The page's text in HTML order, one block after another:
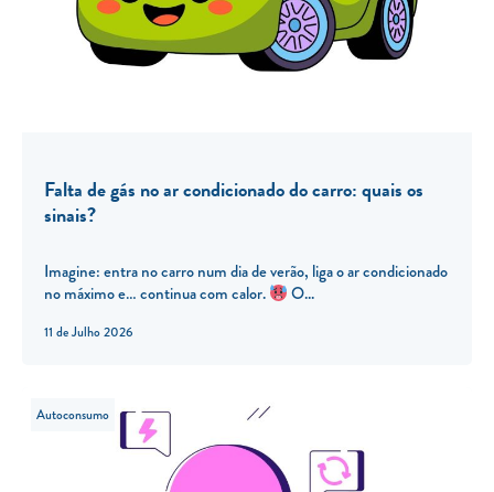
11 de Julho 2026
Falta de gás no ar condicionado do carro: quais os
sinais?
Imagine: entra no carro num dia de verão, liga o ar condicionado
no máximo e… continua com calor.
O...
Autoconsumo